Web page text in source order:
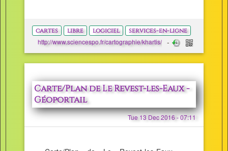
cartes libre logiciel services-en-ligne
http://www.sciencespo.fr/cartographie/khartis/
Carte/Plan de Le Revest-les-Eaux -
Géoportail
Tue 13 Dec 2016 - 07:11